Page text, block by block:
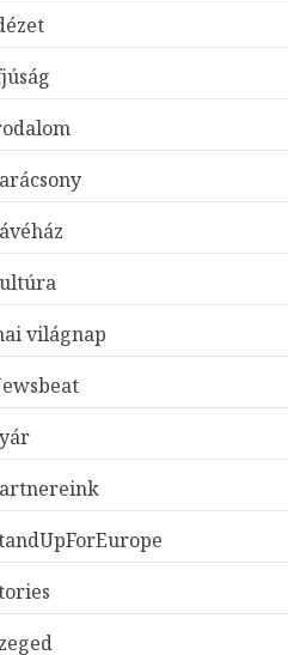
világnap
3
GASZTRO